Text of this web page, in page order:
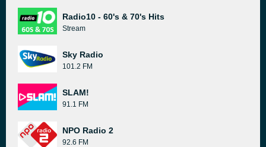
Radio10 - 60's & 70's Hits
Stream
Sky Radio
101.2 FM
SLAM!
91.1 FM
NPO Radio 2
92.6 FM